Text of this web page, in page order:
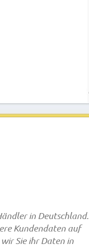
in Deutschland.
Kundendaten auf
Sie ihr Daten in